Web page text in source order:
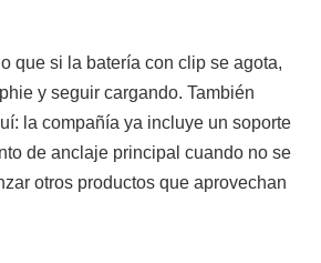
que si la batería con clip se agota,
y seguir cargando. También
la compañía ya incluye un soporte
de anclaje principal cuando no se
otros productos que aprovechan